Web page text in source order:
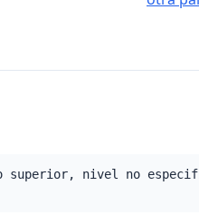
superior, nivel no